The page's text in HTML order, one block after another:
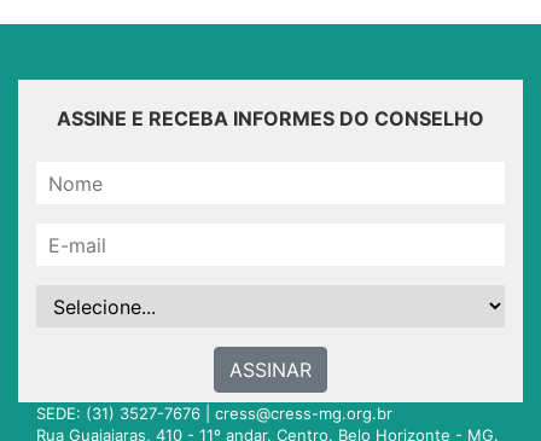
ASSINE E RECEBA INFORMES DO CONSELHO
ASSINAR
SEDE: (31) 3527-7676 | cress@cress-mg.org.br
Rua Guajajaras, 410 - 11º andar. Centro. Belo Horizonte - MG.